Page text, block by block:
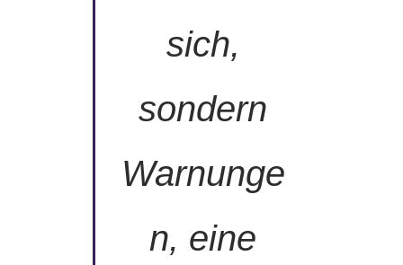
sich,
sondern
Warnunge
n, eine